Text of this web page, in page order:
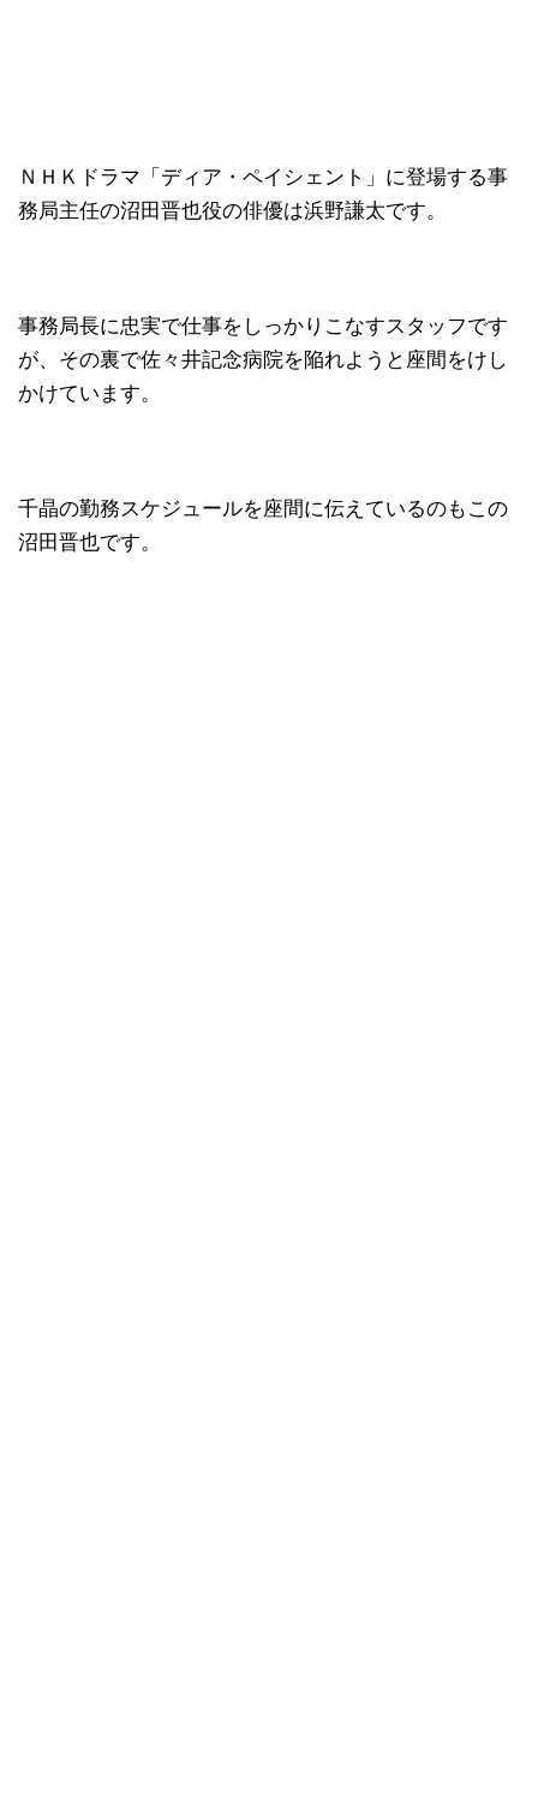
ＮＨＫドラマ「ディア・ペイシェント」に登場する事
務局主任の沼田晋也役の俳優は浜野謙太です。
事務局長に忠実で仕事をしっかりこなすスタッフです
が、その裏で佐々井記念病院を陥れようと座間をけし
かけています。
千晶の勤務スケジュールを座間に伝えているのもこの
沼田晋也です。